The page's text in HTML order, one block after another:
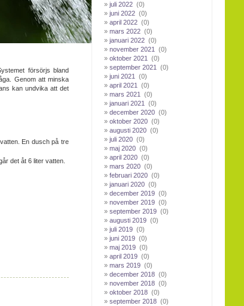
försörjs bland
Genom att minska
kan undvika att det
En dusch på tre
det åt 6 liter vatten.
juli 2022 (0)
juni 2022 (0)
april 2022 (0)
mars 2022 (0)
januari 2022 (0)
november 2021
(0)
oktober 2021
(0)
september 2021
(0)
juni 2021
(0)
april 2021
(0)
mars 2021
(0)
januari 2021
(0)
december 2020 (0)
oktober 2020 (0)
augusti 2020 (0)
juli 2020 (0)
maj 2020 (0)
april 2020 (0)
mars 2020 (0)
februari 2020 (0)
januari 2020 (0)
december 2019 (0)
november 2019 (0)
september 2019 (0)
augusti 2019 (0)
juli 2019 (0)
juni 2019 (0)
maj 2019 (0)
april 2019 (0)
mars 2019 (0)
december 2018 (0)
november 2018 (0)
oktober 2018 (0)
september 2018 (0)